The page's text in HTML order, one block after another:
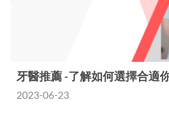
牙醫推薦 -了解如何選擇合適
2023-06-23